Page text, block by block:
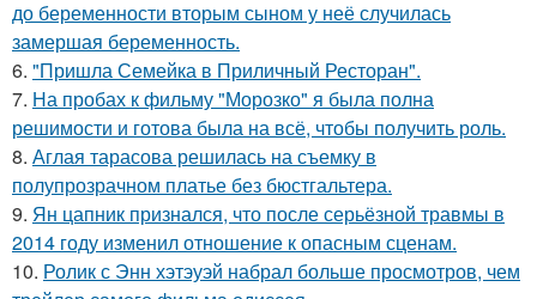
до беременности вторым сыном у неё случилась
замершая беременность.
6. "Пришла Семейка в Приличный Ресторан".
7. На пробах к фильму "Морозко" я была полна
решимости и готова была на всё, чтобы получить роль.
8. Аглая тарасова решилась на съемку в
полупрозрачном платье без бюстгальтера.
9. Ян цапник признался, что после серьёзной травмы в
2014 году изменил отношение к опасным сценам.
10. Ролик с Энн хэтэуэй набрал больше просмотров, чем